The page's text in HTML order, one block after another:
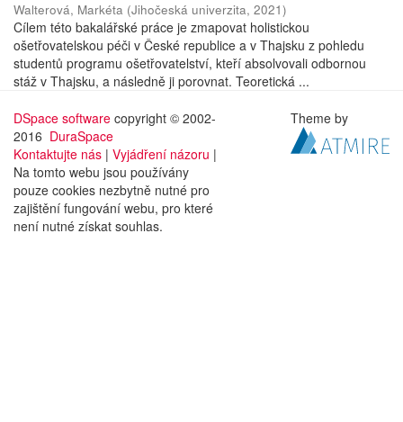
Walterová, Markéta (Jihočeská univerzita, 2021)
Cílem této bakalářské práce je zmapovat holistickou
ošetřovatelskou péči v České republice a v Thajsku z pohledu
studentů programu ošetřovatelství, kteří absolvovali odbornou
stáž v Thajsku, a následně ji porovnat. Teoretická ...
DSpace software copyright © 2002-
2016 DuraSpace
Kontaktujte nás | Vyjádření názoru |
Na tomto webu jsou používány
pouze cookies nezbytně nutné pro
zajištění fungování webu, pro které
není nutné získat souhlas.
Theme by